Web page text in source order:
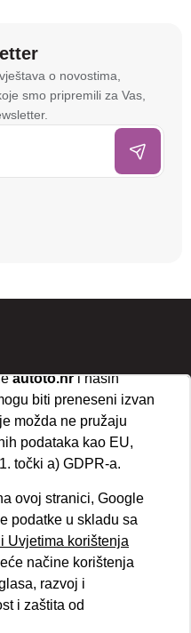
o novostima,
smo pripremili za Vas,
i pristupali
To nam omogućuje
stranice, analiziramo
oglase i
U tu svrhu mogu
povezuju podatke s
partneri također
Odabirom
obradu za analitičke
autoto.hri naših
biti preneseni izvan
možda ne pružaju
podataka kao EU,
točki a) GDPR-a.
ovoj stranici, Google
podatke u skladu sa
Uvjetima korištenja
načine korištenja
razvoj i
i zaštita od